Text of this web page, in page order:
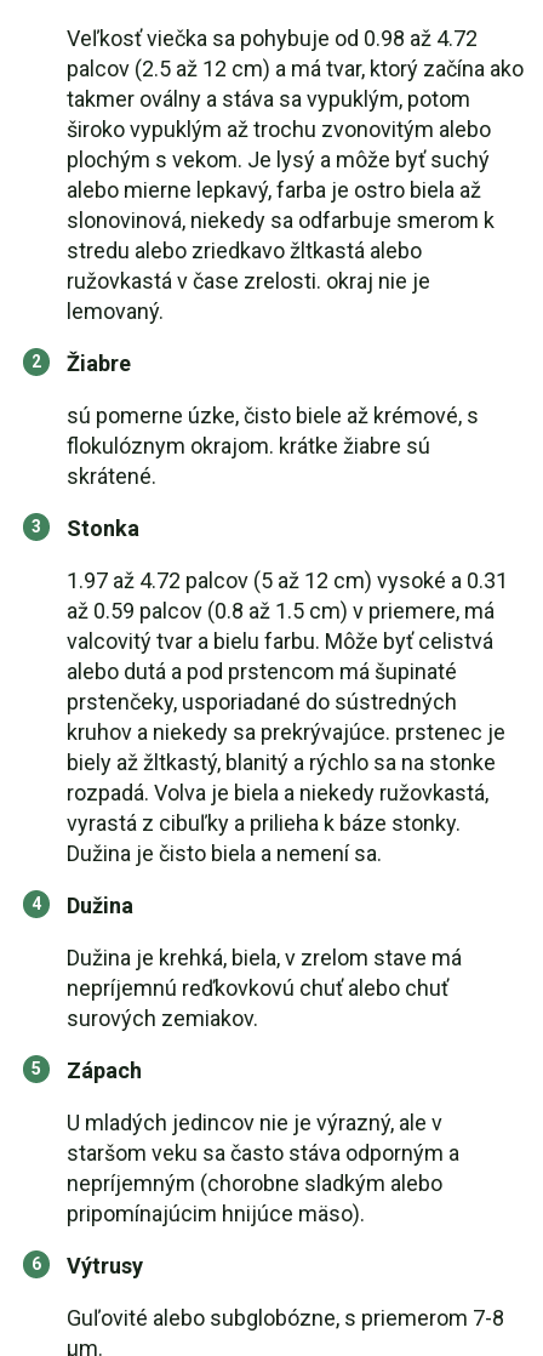
Veľkosť viečka sa pohybuje od 0.98 až 4.72
palcov (2.5 až 12 cm) a má tvar, ktorý začína ako
takmer oválny a stáva sa vypuklým, potom
široko vypuklým až trochu zvonovitým alebo
plochým s vekom. Je lysý a môže byť suchý
alebo mierne lepkavý, farba je ostro biela až
slonovinová, niekedy sa odfarbuje smerom k
stredu alebo zriedkavo žltkastá alebo
ružovkastá v čase zrelosti. okraj nie je
lemovaný.
Žiabre
sú pomerne úzke, čisto biele až krémové, s
flokulóznym okrajom. krátke žiabre sú
skrátené.
Stonka
1.97 až 4.72 palcov (5 až 12 cm) vysoké a 0.31
až 0.59 palcov (0.8 až 1.5 cm) v priemere, má
valcovitý tvar a bielu farbu. Môže byť celistvá
alebo dutá a pod prstencom má šupinaté
prstenčeky, usporiadané do sústredných
kruhov a niekedy sa prekrývajúce. prstenec je
biely až žltkastý, blanitý a rýchlo sa na stonke
rozpadá. Volva je biela a niekedy ružovkastá,
vyrastá z cibuľky a prilieha k báze stonky.
Dužina je čisto biela a nemení sa.
Dužina
Dužina je krehká, biela, v zrelom stave má
nepríjemnú reďkovkovú chuť alebo chuť
surových zemiakov.
Zápach
U mladých jedincov nie je výrazný, ale v
staršom veku sa často stáva odporným a
nepríjemným (chorobne sladkým alebo
pripomínajúcim hnijúce mäso).
Výtrusy
Guľovité alebo subglobózne, s priemerom 7-8
μm.